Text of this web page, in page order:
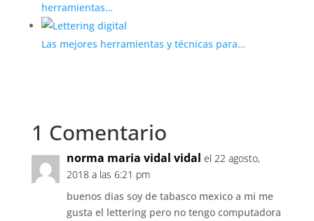
herramientas…
Las mejores herramientas y técnicas para…
1 Comentario
norma maria vidal vidal el 22 agosto,
2018 a las 6:21 pm
buenos dias soy de tabasco mexico a mi me
gusta el lettering pero no tengo computadora